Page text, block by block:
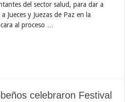
del sector salud, para dar a
Jueces y Juezas de Paz en la
al proceso …
celebraron Festival